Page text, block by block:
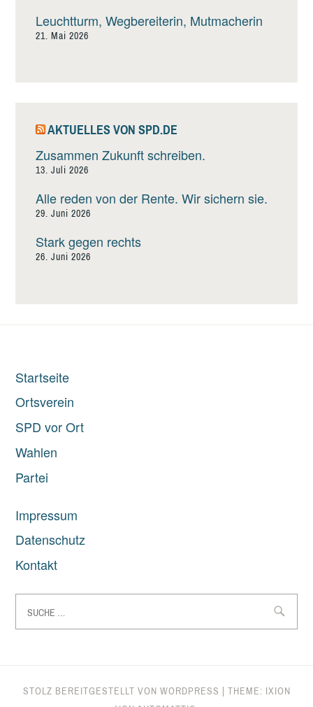
Leuchtturm, Wegbereiterin, Mutmacherin
21. Mai 2026
AKTUELLES VON SPD.DE
Zusammen Zukunft schreiben.
13. Juli 2026
Alle reden von der Rente. Wir sichern sie.
29. Juni 2026
Stark gegen rechts
26. Juni 2026
Startseite
Ortsverein
SPD vor Ort
Wahlen
Partei
Impressum
Datenschutz
Kontakt
nach:
STOLZ BEREITGESTELLT VON WORDPRESS | THEME: IXION